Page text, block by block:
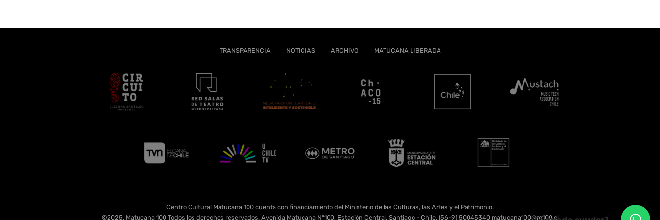
TRANSPARENCIA NOTICIAS ARCHIVO MATUCANA LIBERADA
Centro Cultural Matucana 100 cuenta con financiamiento del Ministerio de las Culturas, las Artes y el Patrimonio.
©2025. Matucana 100 Todos los derechos reservados. Avenida Matucana N°100, Estación Central, Santiago - Chile. (56-9) 50045340 matucana100@m100.cl